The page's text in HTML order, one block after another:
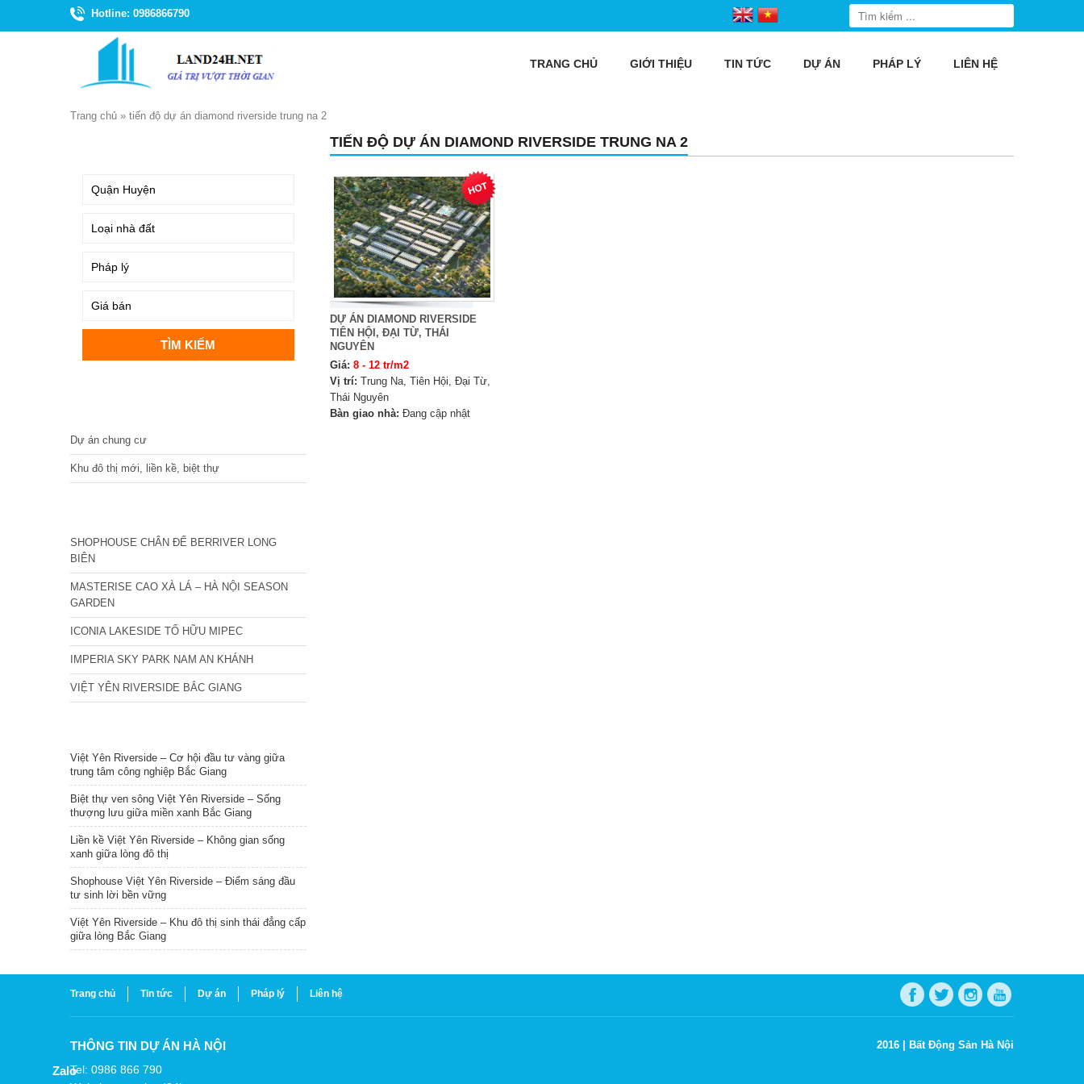
Hotline: 0986866790
TRANG CHỦ GIỚI THIỆU TIN TỨC DỰ ÁN PHÁP LÝ LIÊN HỆ
Trang chủ » tiến độ dự án diamond riverside trung na 2
TIẾN ĐỘ DỰ ÁN DIAMOND RIVERSIDE TRUNG NA 2
DỰ ÁN DIAMOND RIVERSIDE
TIÊN HỘI, ĐẠI TỪ, THÁI
NGUYÊN
Giá: 8 - 12 tr/m2
Vị trí: Trung Na, Tiên Hội, Đại Từ,
Thái Nguyên
Bàn giao nhà: Đang cập nhật
Dự án chung cư
Khu đô thị mới, liền kề, biệt thự
SHOPHOUSE CHÂN ĐẾ BERRIVER LONG
BIÊN
MASTERISE CAO XÀ LÁ – HÀ NỘI SEASON
GARDEN
ICONIA LAKESIDE TỐ HỮU MIPEC
IMPERIA SKY PARK NAM AN KHÁNH
VIỆT YÊN RIVERSIDE BẮC GIANG
Việt Yên Riverside – Cơ hội đầu tư vàng giữa
trung tâm công nghiệp Bắc Giang
Biệt thự ven sông Việt Yên Riverside – Sống
thượng lưu giữa miền xanh Bắc Giang
Liền kề Việt Yên Riverside – Không gian sống
xanh giữa lòng đô thị
Shophouse Việt Yên Riverside – Điểm sáng đầu
tư sinh lời bền vững
Việt Yên Riverside – Khu đô thị sinh thái đẳng cấp
giữa lòng Bắc Giang
Trang chủ Tin tức Dự án Pháp lý Liên hệ
THÔNG TIN DỰ ÁN HÀ NỘI
Tel: 0986 866 790
2016 | Bất Động Sản Hà Nội
Zalo